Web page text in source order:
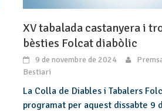
XV tabalada castanyera i
bèsties Folcat diabòlic
9 de novembre de 2024
Bestiari
La Colla de Diables i Tabalers
programat per aquest dissabte 9